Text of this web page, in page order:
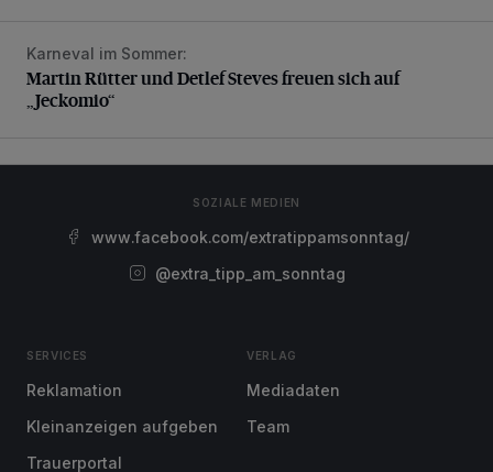
Martin Rütter und Detlef Steves freuen sich auf „Jeckomio“
Karneval im Sommer:
Martin Rütter und Detlef Steves freuen sich auf
„Jeckomio“
SOZIALE MEDIEN
www.facebook.com/extratippamsonntag/
@extra_tipp_am_sonntag
SERVICES
Reklamation
Kleinanzeigen aufgeben
Trauerportal
VERLAG
Mediadaten
Team